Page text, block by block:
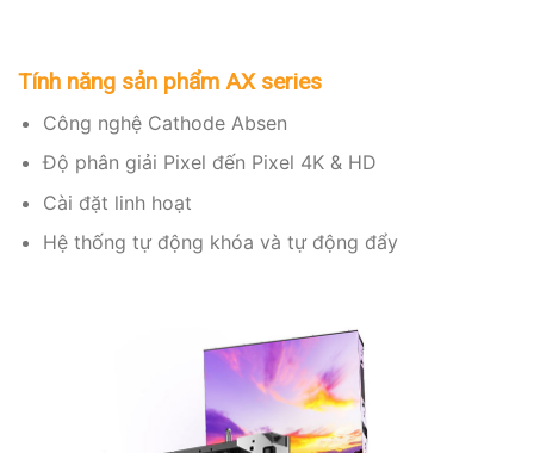
Tính năng sản phẩm AX series
Công nghệ Cathode Absen
Độ phân giải Pixel đến Pixel 4K & HD
Cài đặt linh hoạt
Hệ thống tự động khóa và tự động đẩy